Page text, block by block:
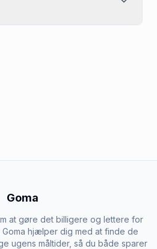
Goma
at gøre det billigere og lettere for
hjælper dig med at finde de
ugens måltider, så du både sparer